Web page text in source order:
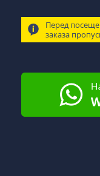
Перед
заказа